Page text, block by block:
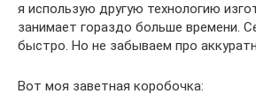
я использую другую технологию
занимает гораздо больше времени.
быстро. Но не забываем про
Вот моя заветная коробочка: